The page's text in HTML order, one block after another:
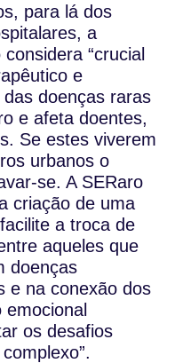
para lá dos
a
“crucial
e
doenças raras
e afeta doentes,
Se estes viverem
urbanos o
se. A SERaro
criação de uma
a troca de
aqueles que
doenças
e na conexão dos
os desafios